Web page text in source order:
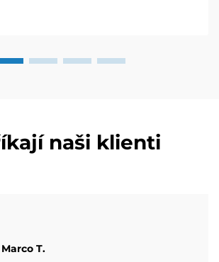
18px; font-size: 20px !important; font-
naši klienti
Marco T.